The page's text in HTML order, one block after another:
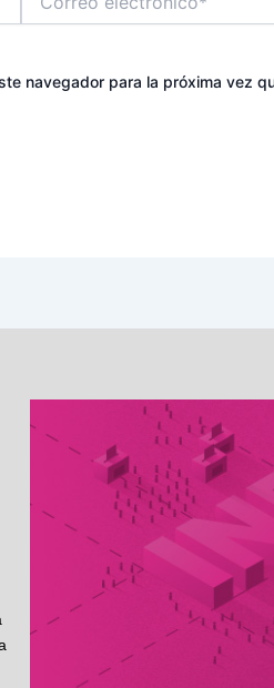
electrónico*
navegador para la próxima vez